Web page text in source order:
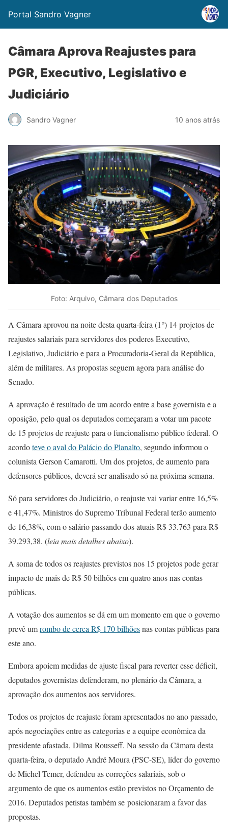
Portal Sandro Vagner
Câmara Aprova Reajustes para
PGR, Executivo, Legislativo e
Judiciário
Sandro Vagner 10 anos atrás
Foto: Arquivo, Câmara dos Deputados
A Câmara aprovou na noite desta quarta-feira (1°) 14 projetos de
reajustes salariais para servidores dos poderes Executivo,
Legislativo, Judiciário e para a Procuradoria-Geral da República,
além de militares. As propostas seguem agora para análise do
Senado.
A aprovação é resultado de um acordo entre a base governista e a
oposição, pelo qual os deputados começaram a votar um pacote
de 15 projetos de reajuste para o funcionalismo público federal. O
acordoteve o aval do Palácio do Planalto, segundo informou o
colunista Gerson Camarotti. Um dos projetos, de aumento para
defensores públicos, deverá ser analisado só na próxima semana.
Só para servidores do Judiciário, o reajuste vai variar entre 16,5%
e 41,47%. Ministros do Supremo Tribunal Federal terão aumento
de 16,38%, com o salário passando dos atuais R$ 33.763 para R$
39.293,38. (leia mais detalhes abaixo).
A soma de todos os reajustes previstos nos 15 projetos pode gerar
impacto de mais de R$ 50 bilhões em quatro anos nas contas
públicas.
A votação dos aumentos se dá em um momento em que o governo
prevê umrombo de cerca R$ 170 bilhõesnas contas públicas para
este ano.
Embora apoiem medidas de ajuste fiscal para reverter esse déficit,
deputados governistas defenderam, no plenário da Câmara, a
aprovação dos aumentos aos servidores.
Todos os projetos de reajuste foram apresentados no ano passado,
após negociações entre as categorias e a equipe econômica da
presidente afastada, Dilma Rousseff. Na sessão da Câmara desta
quarta-feira, o deputado André Moura (PSC-SE), líder do governo
de Michel Temer, defendeu as correções salariais, sob o
argumento de que os aumentos estão previstos no Orçamento de
2016. Deputados petistas também se posicionaram a favor das
propostas.